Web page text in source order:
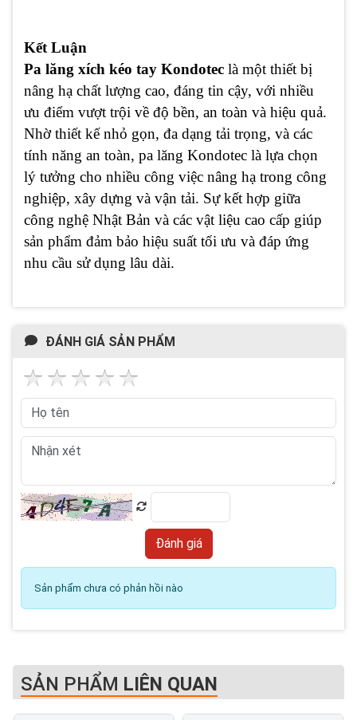
Kết Luận
Pa lăng xích kéo tay Kondotec là một thiết bị
nâng hạ chất lượng cao, đáng tin cậy, với nhiều
ưu điểm vượt trội về độ bền, an toàn và hiệu quả.
Nhờ thiết kế nhỏ gọn, đa dạng tải trọng, và các
tính năng an toàn, pa lăng Kondotec là lựa chọn
lý tưởng cho nhiều công việc nâng hạ trong công
nghiệp, xây dựng và vận tải. Sự kết hợp giữa
công nghệ Nhật Bản và các vật liệu cao cấp giúp
sản phẩm đảm bảo hiệu suất tối ưu và đáp ứng
nhu cầu sử dụng lâu dài.
ĐÁNH GIÁ SẢN PHẨM
Sản phẩm chưa có phản hồi nào
SẢN PHẨM LIÊN QUAN